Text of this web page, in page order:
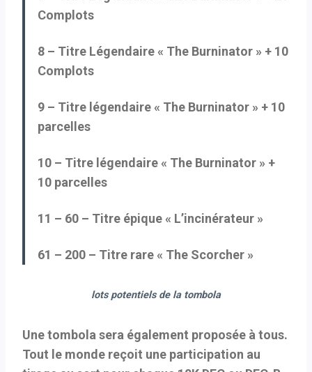
Complots
8 – Titre Légendaire « The Burninator » + 10
Complots
9 – Titre légendaire « The Burninator » + 10
parcelles
10 – Titre légendaire « The Burninator » +
10 parcelles
11 – 60 – Titre épique « L’incinérateur »
61 – 200 – Titre rare « The Scorcher »
lots potentiels de la tombola
Une tombola sera également proposée à tous.
Tout le monde reçoit une participation au